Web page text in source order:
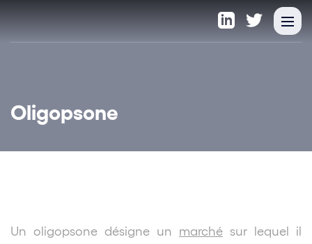
Oligopsone
Un oligopsone désigne un marché sur lequel il